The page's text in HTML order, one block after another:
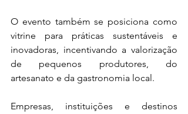
O evento também se posiciona como
vitrine para práticas sustentáveis e
inovadoras, incentivando a valorização
de pequenos produtores, do
artesanato e da gastronomia local.
Empresas, instituições e destinos